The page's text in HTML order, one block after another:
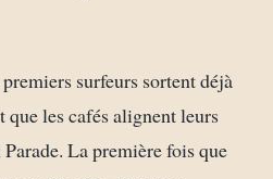
surfeurs sortent déjà
que les cafés alignent leurs
La première fois que